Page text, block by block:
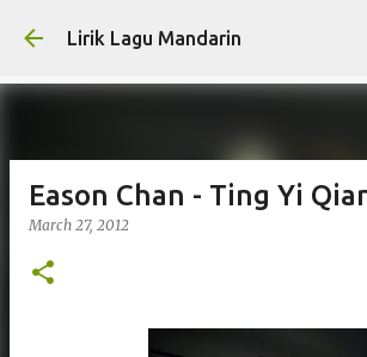
Skip to main content
Lirik Lagu Mandarin
Eason Chan - Ting Yi
March 27, 2012